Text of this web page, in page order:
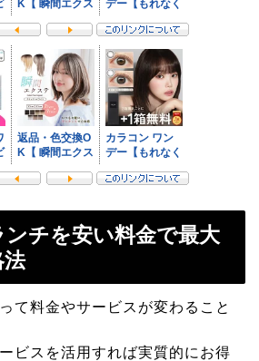
チを安い料金で最大
法
て料金やサービスが変わること
ビスを活用すれば実質的にお得